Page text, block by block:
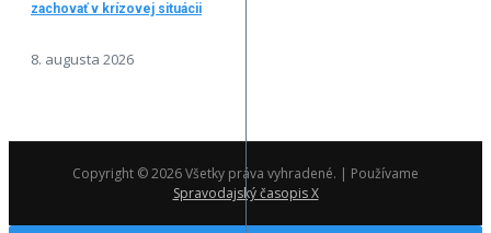
zachovať v krízovej situácii
8. augusta 2026
Copyright © 2026 Všetky práva vyhradené. | Používame
Spravodajský časopis X